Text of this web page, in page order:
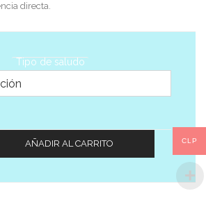
directa.
Tipo de saludo
AÑADIR AL CARRITO CLP